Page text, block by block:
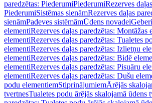
paredzētas: PiederumiPiederumiRezerves
PiederumiSistēmas sienāmRezerves daļas
sienāmPadeves sistēmāmŪdens novadei
elementiRezerves daļas paredzētas: Montāžas
elementiRezerves daļas paredzētas: Tualetes
elementiRezerves daļas paredzētas: Izlietņu
elementiRezerves daļas paredzētas: Bidē
elementiRezerves daļas paredzētas: Pisuāru
elementiRezerves daļas paredzētas: Dušu
podu elementiemStiprinājumiemĀrējās
tvertnesTualetes podu ārējās skalojamā ūdens